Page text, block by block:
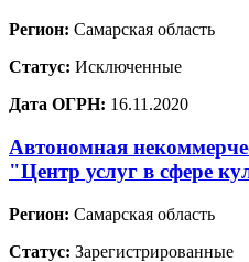
Регион: Самарская область
Статус: Исключенные
Дата ОГРН: 16.11.2020
Автономная
"Центр услуг в сфере
Регион: Самарская область
Статус: Зарегистрированные